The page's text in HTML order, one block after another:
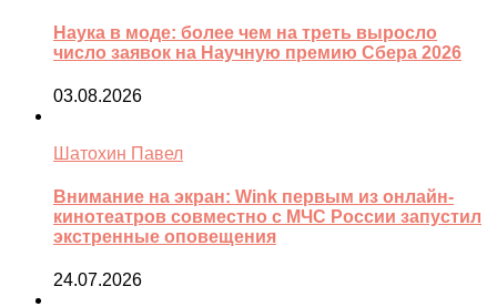
Наука в моде: более чем на треть выросло
число заявок на Научную премию Сбера 2026
03.08.2026
Шатохин Павел
Внимание на экран: Wink первым из онлайн-
кинотеатров совместно с МЧС России запустил
экстренные оповещения
24.07.2026